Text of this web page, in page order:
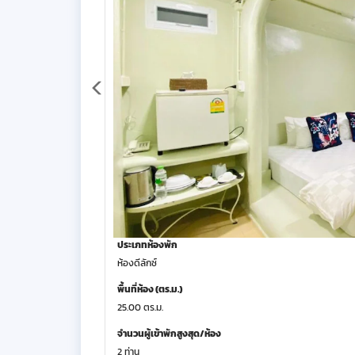
ประเภทห้องพัก
ห้องดีลักซ์
พื้นที่ห้อง (ตร.ม.)
25.00 ตร.ม.
จำนวนผู้เข้าพักสูงสุด/ห้อง
2 ท่าน